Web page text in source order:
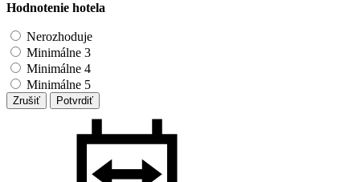
Hodnotenie hotela
Nerozhoduje
Minimálne 3
Minimálne 4
Minimálne 5
Zrušiť Potvrdiť